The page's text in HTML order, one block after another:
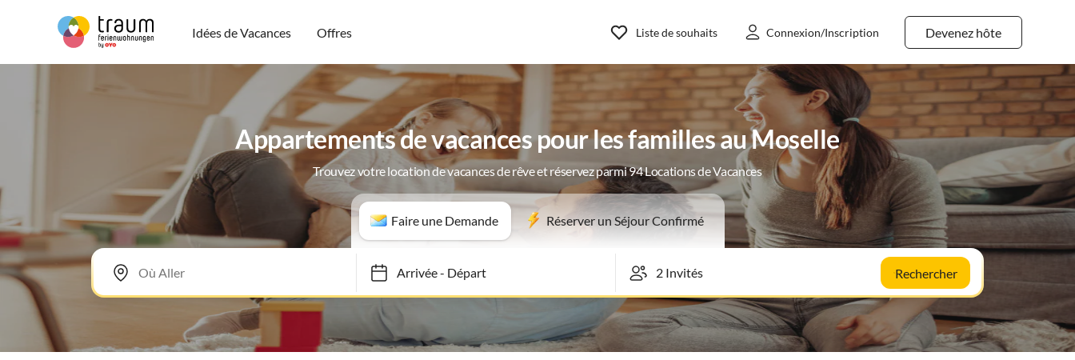
Idées de Vacances Offres Devenez hôte
Liste de souhaits Connexion/Inscription
Appartements de vacances pour les familles au Moselle
Trouvez votre location de vacances de rêve et réservez parmi 94 Locations de Vacances
Faire une Demande Réserver un Séjour Confirmé
Arrivée-Départ Rechercher